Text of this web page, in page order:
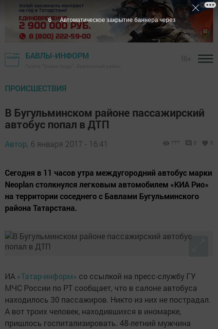
БАВЛЫ-ИНФОРМ
ПРОИСШЕСТВИЯ
В Бугульминском районе пассажирский
автобус попал в ДТП
Автор, 6 января 2017 - 16:41 777 0 0
Сегодня в 11 часов утра междугородний автобус марки
Neoplan столкнулся легковым автомобилем «КИА Рио»
на территории соседнего с Бавлами Бугульминского
района Татарстана.
ИА «Татар-информ» со ссылкой на пресс-службу ГУ
МЧС России по РТ сообщает, что в салоне автобуса
находилось 30 пассажиров. Никто из них не пострадал.
А вот троих человек, находившихся в иномарке,
пришлось госпитализировать. 48-летний мужчина
5 Автоматическое закрытие баннера через